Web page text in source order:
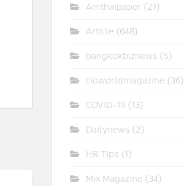
Amthaipaper (21)
Article (648)
bangkokbiznews (5)
cioworldmagazine (36)
COVID-19 (13)
Dailynews (2)
HR Tips (1)
Mix Magazine (34)